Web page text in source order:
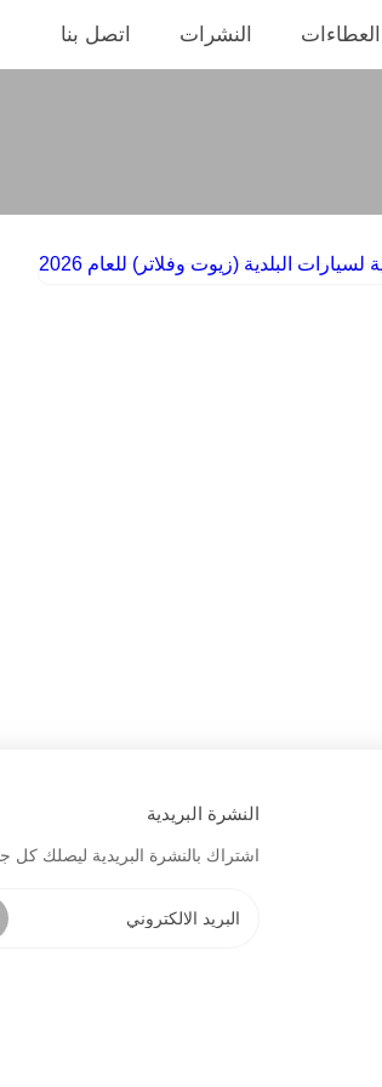
العطاءات النشرات اتصل بنا
النشرة البريدية
اشتراك بالنشرة البريدية ليصلك كل